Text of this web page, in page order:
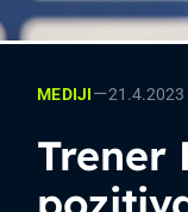
MEDIJI—21.4.2023
Trener